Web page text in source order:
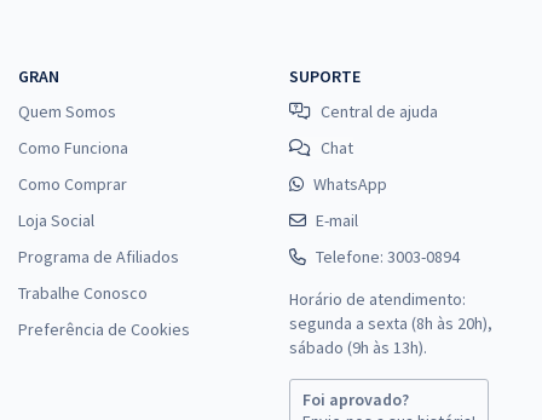
GRAN
Quem Somos
Como Funciona
Como Comprar
Loja Social
Programa de Afiliados
Trabalhe Conosco
Preferência de Cookies
SUPORTE
Central de ajuda
Chat
WhatsApp
E-mail
Telefone: 3003-0894
Horário de atendimento:
segunda a sexta (8h às 20h),
sábado (9h às 13h).
Foi aprovado?